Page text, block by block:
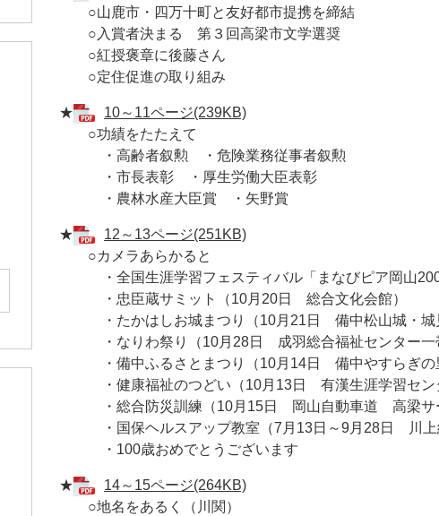
○山鹿市・四万十町と友好都市提携を締結
○入賞者決まる 第３回高梁市文学選奨
○紅授褒章に後藤さん
○定住促進の取り組み
★
10～11ページ(239KB)
○功績をたたえて
・高齢者叙勲 ・危険業務従事者叙勲
・市長表彰 ・厚生労働大臣表彰
・農林水産大臣賞 ・矢野賞
★
12～13ページ(251KB)
○カメラあらかると
・全国生涯学習フェスティバル「まなびピア岡山
・忠臣蔵サミット（10月20日 総合文化会館）
・たかはしお城まつり（10月21日 備中松山城・城
・なりわ祭り（10月28日 成羽総合福祉センター一
・備中ふるさとまつり（10月14日 備中やすらぎ
・健康福祉のつどい（10月13日 有漢生涯学習セン
・総合防災訓練（10月15日 岡山自動車道 高梁サ
・国保ヘルスアップ教室（7月13日～9月28日 川上
・100歳おめでとうございます
★
14～15ページ(264KB)
○地名をあるく（川関）